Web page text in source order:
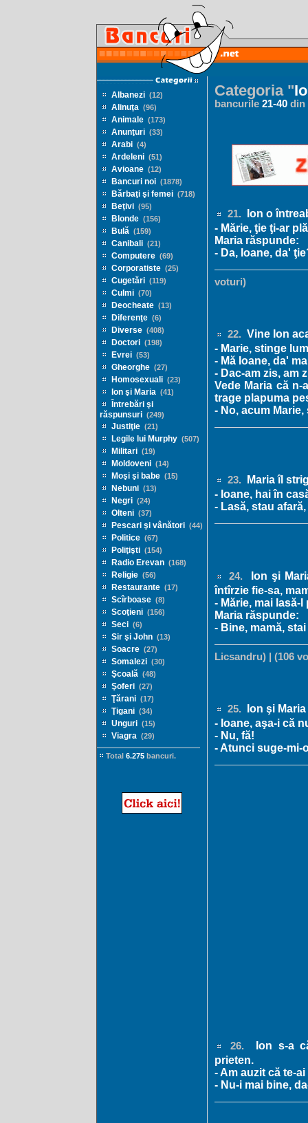
Albanezi (12)
Alinuţa (96)
Animale (173)
Anunţuri (33)
Arabi (4)
Ardeleni (51)
Avioane (12)
Bancuri noi (1878)
Bărbaţi şi femei (718)
Beţivi (95)
Blonde (156)
Bulă (159)
Canibali (21)
Computere (69)
Corporatiste (25)
Cugetări (119)
Culmi (70)
Deocheate (13)
Diferenţe (6)
Diverse (408)
Doctori (198)
Evrei (53)
Gheorghe (27)
Homosexuali (23)
Ion şi Maria (41)
Întrebări şi
răspunsuri (249)
Justiţie (21)
Legile lui Murphy (507)
Militari (19)
Moldoveni (14)
Moşi şi babe (15)
Nebuni (13)
Negri (24)
Olteni (37)
Pescari şi vânători (44)
Politice (67)
Poliţişti (154)
Radio Erevan (168)
Religie (56)
Restaurante (17)
Scîrboase (8)
Scoţieni (156)
Seci (6)
Sir şi John (13)
Soacre (27)
Somalezi (30)
Şcoală (48)
Şoferi (27)
Ţărani (17)
Ţigani (34)
Unguri (15)
Viagra (29)
Total 6.275 bancuri.
Categoria "
bancurile 21-40 din
21. Ion o
- Mărie, ţie ţi-ar
Maria răspunde:
- Da, Ioane, da'
voturi)
22. Vine Ion
- Marie, stinge
- Mă Ioane, da'
- Dac-am zis, am
Vede Maria că
trage plapuma
- No, acum
23. Maria îl
- Ioane, hai în
- Lasă, stau
24.
Ion şi
întîrzie fie-sa,
- Mărie, mai lasă-
Maria răspunde:
- Bine, mamă,
Licsandru) | (106
25. Ion şi
- Ioane, aşa-i că
- Nu, fă!
- Atunci suge-mi-
26.
Ion s-a
prieten.
- Am auzit că te-
- Nu-i mai bine,